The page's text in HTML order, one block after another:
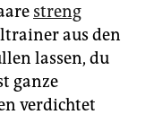
streng
aus den
lassen, du
ganze
verdichtet